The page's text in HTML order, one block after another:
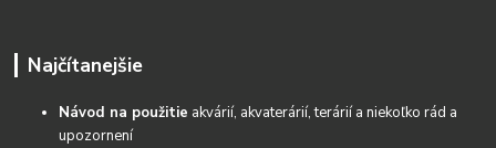
Najčítanejšie
Návod na použitie akvárií, akvaterárií, terárií a niekoľko rád a
upozornení